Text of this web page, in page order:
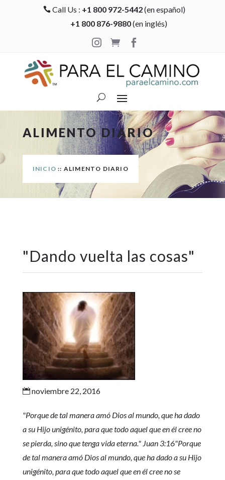
 Call Us : +1 800 972-5442(en español)
+1 800 876-9880(en inglés)

 
ALIMENTO DIARIO
INICIO :: ALIMENTO DIARIO
"Dando vuelta las cosas"
noviembre 22, 2016
"Porque de tal manera amó Dios al mundo, que ha dado
a su Hijo unigénito, para que todo aquel que en él cree no
se pierda, sino que tenga vida eterna." Juan 3:16"Porque
de tal manera amó Dios al mundo, que ha dado a su Hijo
unigénito, para que todo aquel que en él cree no se